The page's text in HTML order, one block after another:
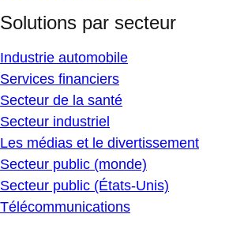
Solutions par secteur
Industrie automobile
Services financiers
Secteur de la santé
Secteur industriel
Les médias et le divertissement
Secteur public (monde)
Secteur public (États-Unis)
Télécommunications